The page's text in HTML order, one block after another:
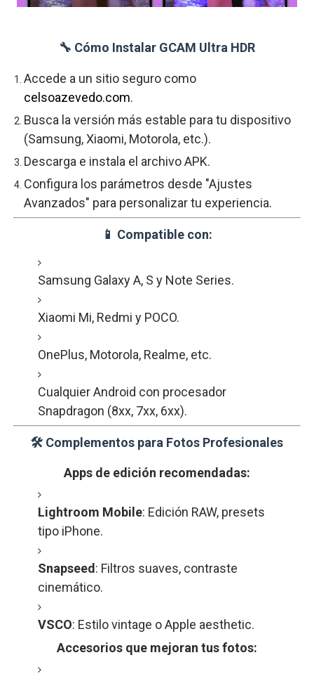
🔧 Cómo Instalar GCAM Ultra HDR
Accede a un sitio seguro como
celsoazevedo.com.
Busca la versión más estable para tu dispositivo
(Samsung,Xiaomi, Motorola, etc.).
Descarga e instala el archivoAPK.
Configura los parámetros desde "Ajustes
Avanzados" para personalizartu experiencia.
📱 Compatible con:
Samsung GalaxyA, S y Note Series.
Xiaomi Mi, Redmi y POCO.
OnePlus, Motorola, Realme, etc.
CualquierAndroid con procesador
Snapdragon (8xx, 7xx, 6xx).
🛠️ Complementos para Fotos Profesionales
Apps de edición recomendadas:
Lightroom Mobile: Edición RAW, presets
tipo iPhone.
Snapseed : Filtros suaves, contraste
cinemático.
VSCO: Estilovintage oApple aesthetic.
Accesorios que mejoran tusfotos: